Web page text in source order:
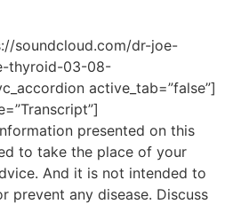
soundcloud.com/dr-joe-
thyroid-03-08-
active_tab=”false”]
presented on this
to take the place of your
And it is not intended to
prevent any disease. Discuss